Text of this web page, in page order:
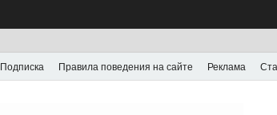
Подписка Правила поведения на сайте Реклама